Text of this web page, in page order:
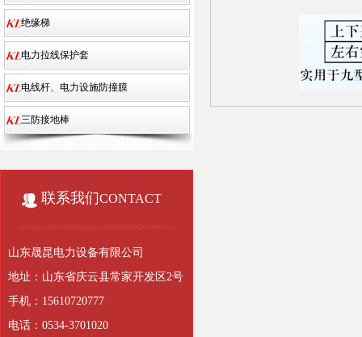
绝缘梯
电力拉线保护套
电线杆、电力设施防撞膜
三防接地棒
联系我们CONTACT
山东晟昆电力设备有限公司
地址：山东省庆云县常家开发区2号
手机：15610720777
电话：0534-3701020